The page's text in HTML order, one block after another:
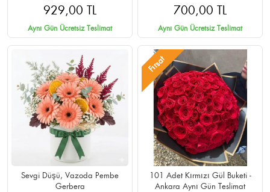
929,00 TL
Aynı Gün Ücretsiz Teslimat
700,00 TL
Aynı Gün Ücretsiz Teslimat
Sevgi Düşü, Vazoda Pembe
Gerbera
Fırsat
101 Adet Kırmızı Gül Buketi -
Ankara Aynı Gün Teslimat